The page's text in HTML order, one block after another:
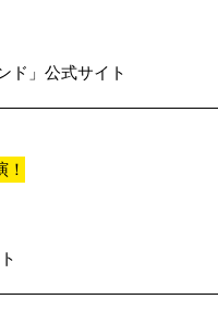
ド」公式サイト